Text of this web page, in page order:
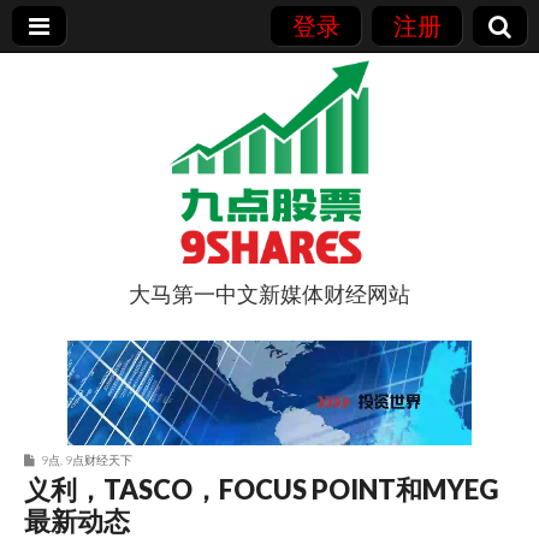
登录 注册
9点股票
大马第一中文新媒体财经网站
9点 9点财经天下
义利，TASCO，FOCUS POINT和MYEG
最新动态